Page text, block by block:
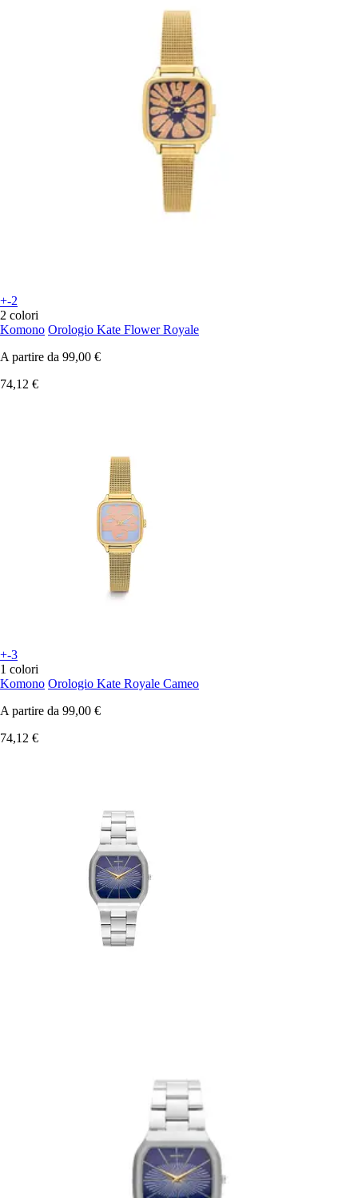
+-2
2 colori
Komono Orologio Kate Flower Royale
A partire da 99,00 €
74,12 €
+-3
1 colori
Komono Orologio Kate Royale Cameo
A partire da 99,00 €
74,12 €